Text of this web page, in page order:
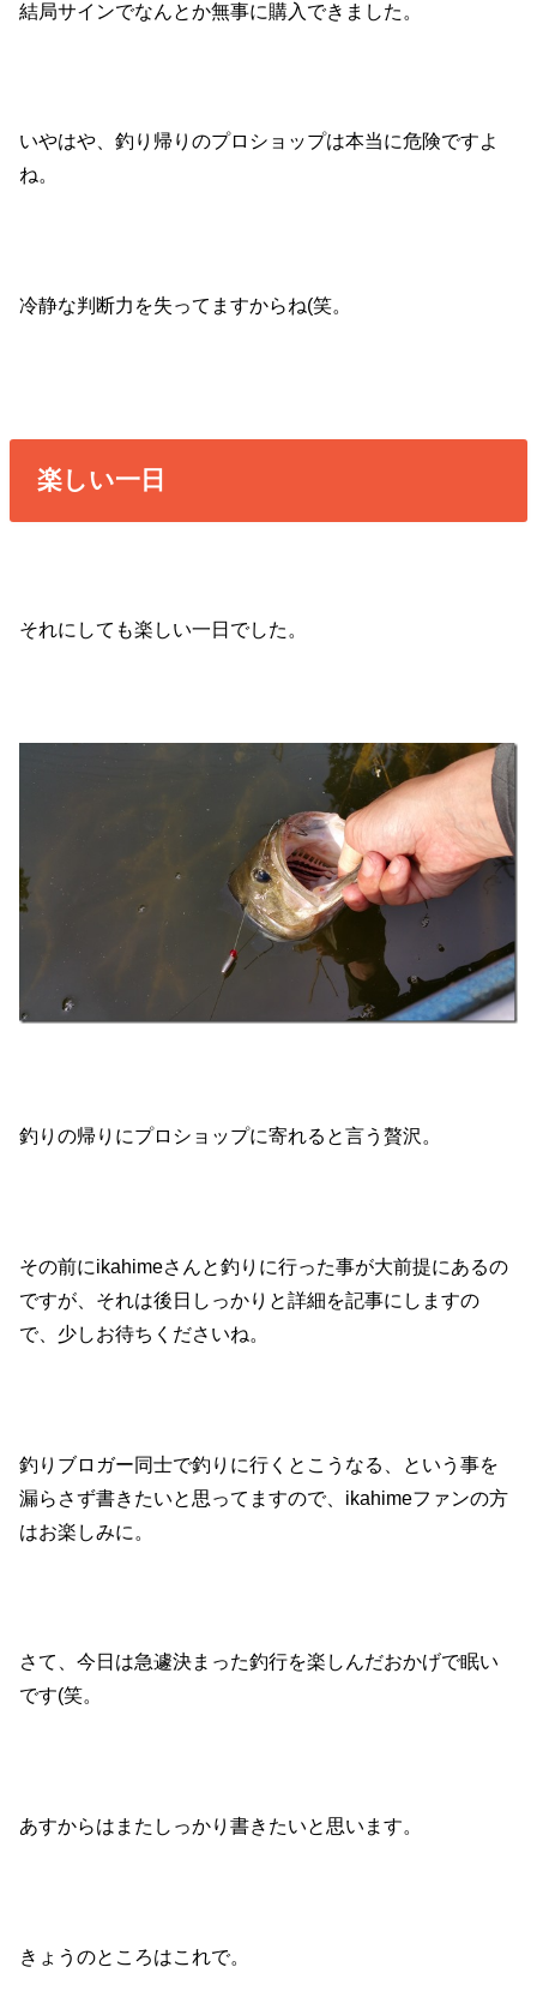
結局サインでなんとか無事に購入できました。
いやはや、釣り帰りのプロショップは本当に危険ですよ
ね。
冷静な判断力を失ってますからね(笑。
楽しい一日
それにしても楽しい一日でした。
釣りの帰りにプロショップに寄れると言う贅沢。
その前にikahimeさんと釣りに行った事が大前提にあるの
ですが、それは後日しっかりと詳細を記事にしますの
で、少しお待ちくださいね。
釣りブロガー同士で釣りに行くとこうなる、という事を
漏らさず書きたいと思ってますので、ikahimeファンの方
はお楽しみに。
さて、今日は急遽決まった釣行を楽しんだおかげで眠い
です(笑。
あすからはまたしっかり書きたいと思います。
きょうのところはこれで。